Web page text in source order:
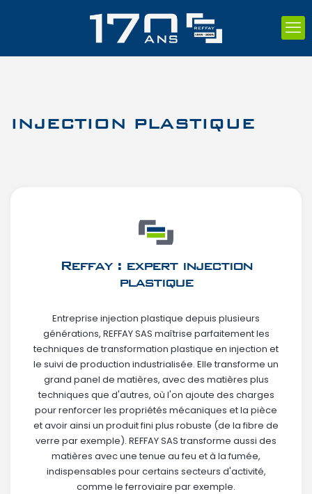
INJECTION PLASTIQUE
Reffay : expert injection
plastique
Entreprise injection plastique depuis plusieurs
générations, REFFAY SAS maîtrise parfaitement les
techniques de transformation plastique en injection et
le suivi de production industrialisée. Elle transforme un
grand panel de matières, avec des matières plus
techniques que d'autres, où l'on ajoute des charges
pour renforcer les propriétés mécaniques et la pièce
et avoir ainsi un produit fini plus robuste (de la fibre de
verre par exemple). REFFAY SAS transforme aussi des
matières avec une tenue au feu et à la fumée,
indispensables pour certains secteurs d'activité,
comme le ferroviaire par exemple.